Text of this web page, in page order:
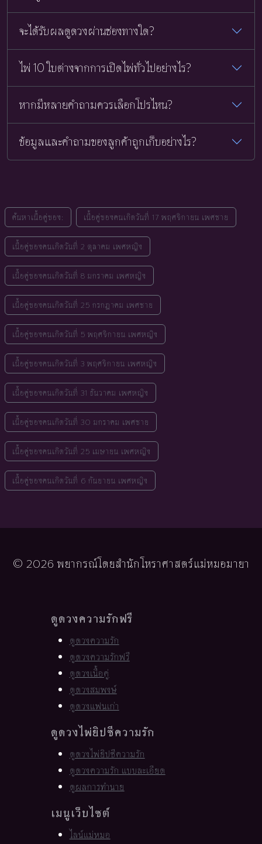
จะได้รับผลดูดวงผ่านช่องทางใด?
ไพ่ 10 ใบต่างจากการเปิดไพ่ทั่วไปอย่างไร?
หากมีหลายคำถามควรเลือกโปรไหน?
ข้อมูลและคำถามของลูกค้าถูกเก็บอย่างไร?
ค้นหาเนื้อคู่ของ: เนื้อคู่ของคนเกิดวันที่ 17 พฤศจิกายน เพศชาย
เนื้อคู่ของคนเกิดวันที่ 2 ตุลาคม เพศหญิง
เนื้อคู่ของคนเกิดวันที่ 8 มกราคม เพศหญิง
เนื้อคู่ของคนเกิดวันที่ 25 กรกฎาคม เพศชาย
เนื้อคู่ของคนเกิดวันที่ 5 พฤศจิกายน เพศหญิง
เนื้อคู่ของคนเกิดวันที่ 3 พฤศจิกายน เพศหญิง
เนื้อคู่ของคนเกิดวันที่ 31 ธันวาคม เพศหญิง
เนื้อคู่ของคนเกิดวันที่ 30 มกราคม เพศชาย
เนื้อคู่ของคนเกิดวันที่ 25 เมษายน เพศหญิง
เนื้อคู่ของคนเกิดวันที่ 6 กันยายน เพศหญิง
© 2026 พยากรณ์โดยสำนักโหราศาสตร์แม่หมอมายา
ดูดวงความรักฟรี
ดูดวงความรัก
ดูดวงความรักฟรี
ดูดวงเนื้อคู่
ดูดวงสมพงษ์
ดูดวงแฟนเก่า
ดูดวงไพ่ยิปซีความรัก
ดูดวงไพ่ยิปซีความรัก
ดูดวงความรัก แบบละเอียด
ดูผลการทำนาย
เมนูเว็บไซต์
ไลน์แม่หมอ